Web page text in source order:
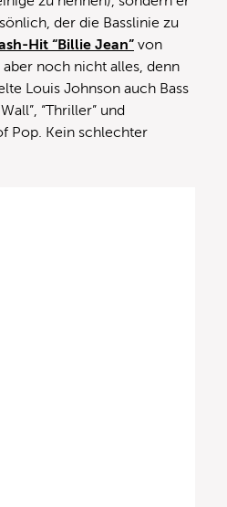
der die Basslinie zu
Hit “Billie Jean” von
noch nicht alles, denn
Louis Johnson auch Bass
“Thriller” und
Pop. Kein schlechter